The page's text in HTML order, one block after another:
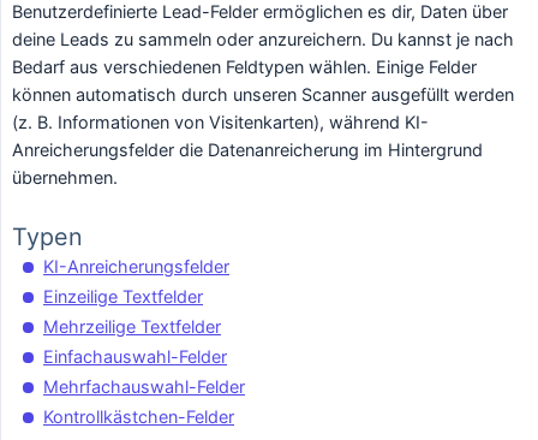
Benutzerdefinierte Lead-Felder ermöglichen es dir, Daten über
deine Leads zu sammeln oder anzureichern. Du kannst je nach
Bedarf aus verschiedenen Feldtypen wählen. Einige Felder
können automatisch durch unseren Scanner ausgefüllt werden
(z. B. Informationen von Visitenkarten), während KI-
Anreicherungsfelder die Datenanreicherung im Hintergrund
übernehmen.
Typen
KI-Anreicherungsfelder
Einzeilige Textfelder
Mehrzeilige Textfelder
Einfachauswahl-Felder
Mehrfachauswahl-Felder
Kontrollkästchen-Felder